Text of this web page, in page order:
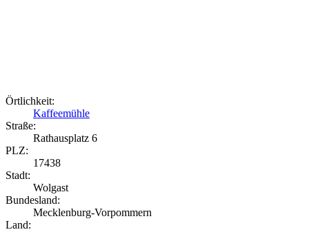
Örtlichkeit:
Kaffeemühle
Straße:
Rathausplatz 6
PLZ:
17438
Stadt:
Wolgast
Bundesland:
Mecklenburg-Vorpommern
Land: